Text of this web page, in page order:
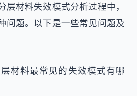
层材料失效模式分析过程中，
问题。以下是一些常见问题及
材料最常见的失效模式有哪